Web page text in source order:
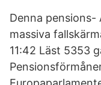
Denna pensions-
massiva
11:42 Läst 5353